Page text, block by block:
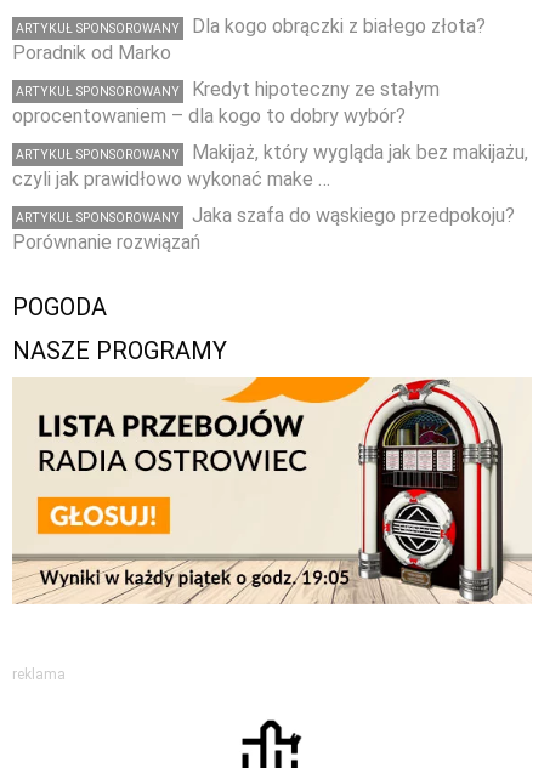
ARTYKUŁ SPONSOROWANY
Dla kogo obrączki z białego złota?
Poradnik od Marko
ARTYKUŁ SPONSOROWANY
Kredyt hipoteczny ze stałym
oprocentowaniem – dla kogo to dobry wybór?
ARTYKUŁ SPONSOROWANY
Makijaż, który wygląda jak bez makijażu,
czyli jak prawidłowo wykonać make …
ARTYKUŁ SPONSOROWANY
Jaka szafa do wąskiego przedpokoju?
Porównanie rozwiązań
POGODA
NASZE PROGRAMY
reklama